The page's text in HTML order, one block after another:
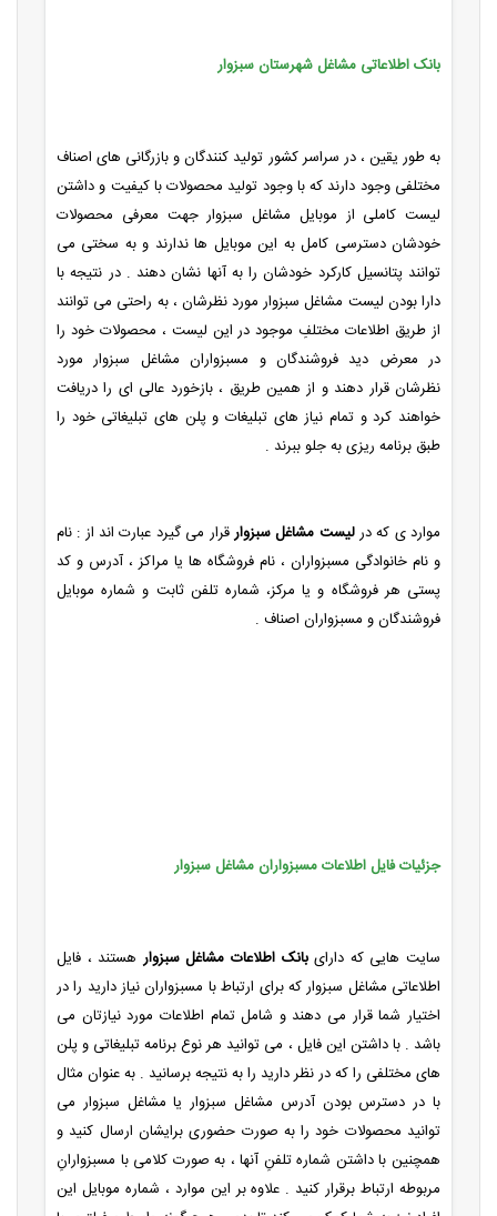
بانک اطلاعاتی مشاغل شهرستان سبزوار
به طور یقین ، در سراسر کشور تولید کنندگان و بازرگانی های اصناف
مختلفی وجود دارند که با وجود تولید محصولات با کیفیت و داشتن
لیست کاملی از موبایل مشاغل سبزوار جهت معرفی محصولات
خودشان دسترسی کامل به این موبایل ها ندارند و به سختی می
توانند پتانسیل کارکرد خودشان را به آنها نشان دهند . در نتیجه با
دارا بودن لیست مشاغل سبزوار مورد نظرشان ، به راحتی می توانند
از طریق اطلاعات مختلفِ موجود در این لیست ، محصولات خود را
در معرض دید فروشندگان و مسبزواران مشاغل سبزوار مورد
نظرشان قرار دهند و از همین طریق ، بازخورد عالی ای را دریافت
خواهند کرد و تمام نیاز های تبلیغات و پلن های تبلیغاتی خود را
طبق برنامه ریزی به جلو ببرند .
موارد ی که درلیست مشاغل سبزوارقرار می گیرد عبارت اند از : نام
و نام خانوادگی مسبزواران ، نام فروشگاه ها یا مراکز ، آدرس و کد
پستی هر فروشگاه و یا مرکز، شماره تلفن ثابت و شماره موبایل
فروشندگان و مسبزواران اصناف .
جزئیات فایل اطلاعات مسبزواران مشاغل سبزوار
سایت هایی که دارایبانک اطلاعات مشاغل سبزوار هستند ، فایل
اطلاعاتی مشاغل سبزوار که برای ارتباط با مسبزواران نیاز دارید را در
اختیار شما قرار می دهند و شامل تمام اطلاعات مورد نیازتان می
باشد . با داشتن این فایل ، می توانید هر نوع برنامه تبلیغاتی و پلن
های مختلفی را که در نظر دارید را به نتیجه برسانید . به عنوان مثال
با در دسترس بودن آدرس مشاغل سبزوار یا مشاغل سبزوار می
توانید محصولات خود را به صورت حضوری برایشان ارسال کنید و
همچنین با داشتن شماره تلفنِ آنها ، به صورت کلامی با مسبزوارانِ
مربوطه ارتباط برقرار کنید . علاوه بر این موارد ، شماره موبایل این